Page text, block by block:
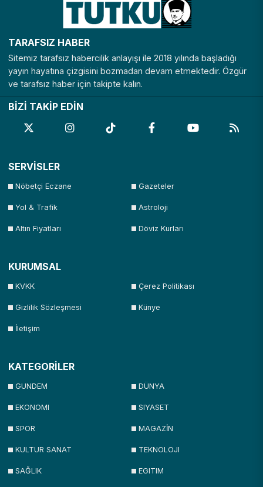
TARAFSIZ HABER
Sitemiz tarafsız habercilik anlayışı ile 2018 yılında başladığı
yayın hayatına çizgisini bozmadan devam etmektedir. Özgür
ve tarafsız haber için takipte kalın.
BİZİ TAKİP EDİN
SERVİSLER
Nöbetçi Eczane Gazeteler
Yol & Trafik Astroloji
Altın Fiyatları Döviz Kurları
KURUMSAL
KVKK Çerez Politikası
Gizlilik Sözleşmesi Künye
İletişim
KATEGORİLER
GUNDEM DÜNYA
EKONOMI SIYASET
SPOR MAGAZİN
KULTUR SANAT TEKNOLOJI
SAĞLIK EGITIM